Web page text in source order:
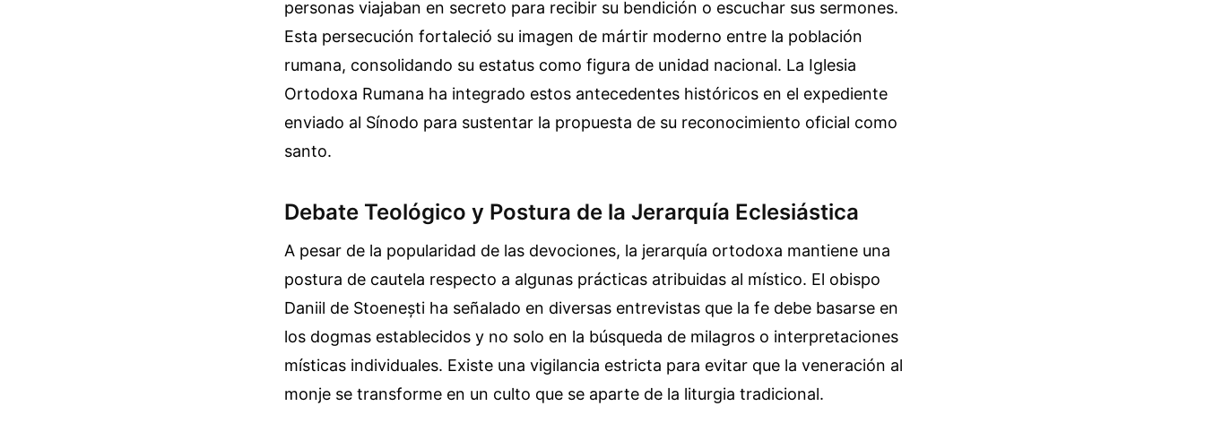
personas viajaban en secreto para recibir su bendición o escuchar sus sermones.
Esta persecución fortaleció su imagen de mártir moderno entre la población
rumana, consolidando su estatus como figura de unidad nacional. La Iglesia
Ortodoxa Rumana ha integrado estos antecedentes históricos en el expediente
enviado al Sínodo para sustentar la propuesta de su reconocimiento oficial como
santo.
Debate Teológico y Postura de la Jerarquía Eclesiástica
A pesar de la popularidad de las devociones, la jerarquía ortodoxa mantiene una
postura de cautela respecto a algunas prácticas atribuidas al místico. El obispo
Daniil de Stoenești ha señalado en diversas entrevistas que la fe debe basarse en
los dogmas establecidos y no solo en la búsqueda de milagros o interpretaciones
místicas individuales. Existe una vigilancia estricta para evitar que la veneración al
monje se transforme en un culto que se aparte de la liturgia tradicional.